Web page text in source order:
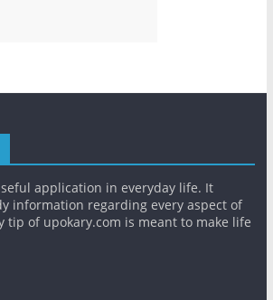
application in everyday life. It
information regarding every aspect of
tip of upokary.com is meant to make life